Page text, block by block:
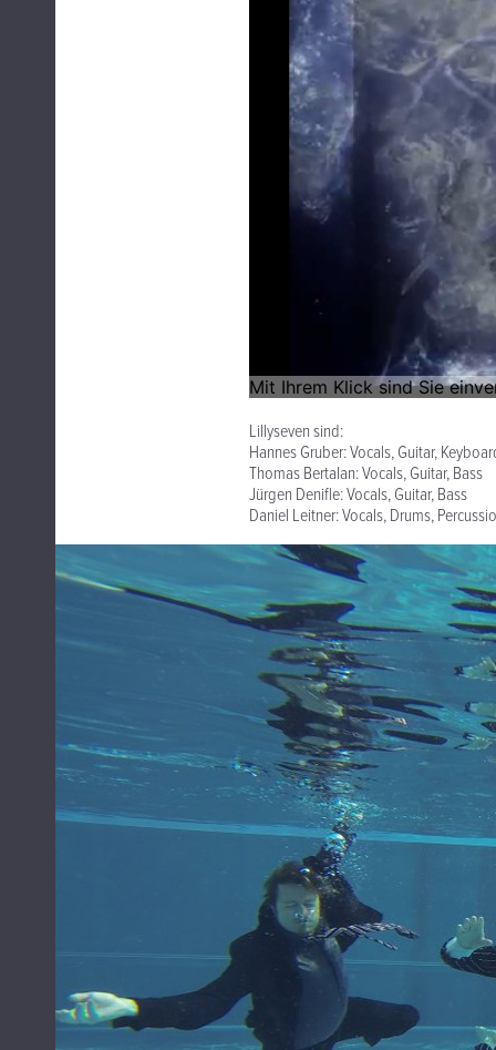
Lillyseven sind:
Hannes Gruber: Vocals, Guitar,
Thomas Bertalan: Vocals, Guitar, Bass
Jürgen Denifle: Vocals, Guitar, Bass
Daniel Leitner: Vocals, Drums,